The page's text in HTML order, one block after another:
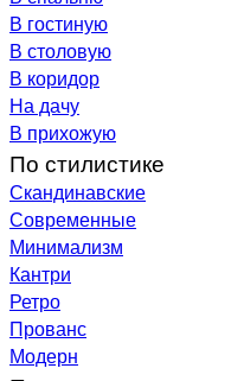
В гостиную
В столовую
В коридор
На дачу
В прихожую
По стилистике
Скандинавские
Современные
Минимализм
Кантри
Ретро
Прованс
Модерн